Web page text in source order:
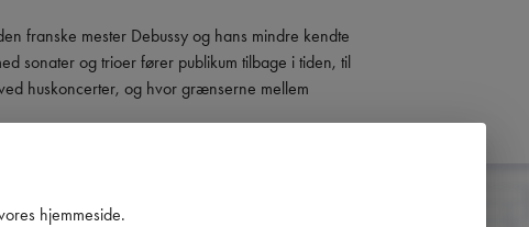
franske mester Debussy og hans mindre kendte
sonater og trioer fører publikum tilbage i tiden, til
huskoncerter, og hvor grænserne mellem
hjemmeside.